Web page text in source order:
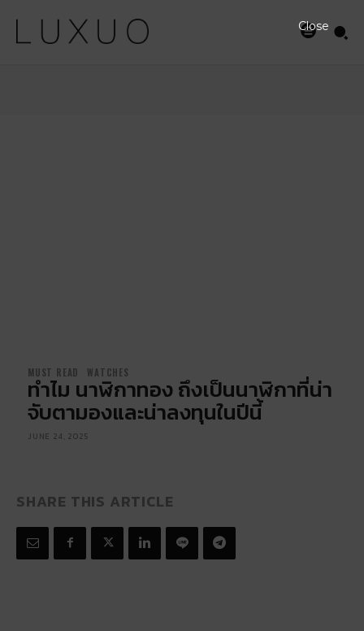
MUST READ WATCHES
ทำไม นาฬิกาทอง ถึงเป็นนาฬิกาที่น่า
จับตามองและน่าลงทุนในปีนี้
JUNE 24, 2025
SHARE THIS ARTICLE
Close